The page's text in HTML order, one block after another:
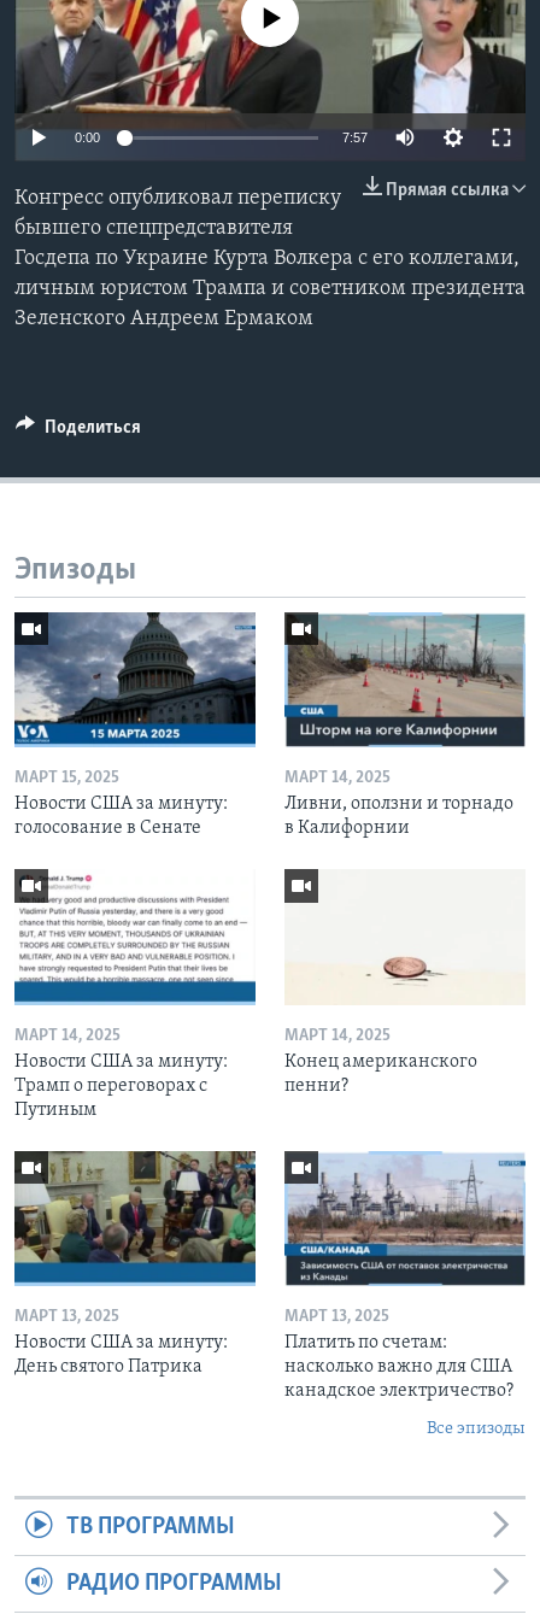
Learning English
СОЦИАЛЬНЫЕ СЕТИ
Языки
No media source currently available
0:00 7:57
Прямая ссылка
Конгресс опубликовал переписку
бывшего спецпредставителя
Госдепа по Украине Курта Волкера с его коллегами,
личным юристом Трампа и советником президента
Зеленского Андреем Ермаком
Поделиться
Эпизоды
МАРТ 15, 2025
Новости США за минуту:
голосование в Сенате
МАРТ 14, 2025
Ливни, оползни и торнадо
в Калифорнии
МАРТ 14, 2025
Новости США за минуту:
Трамп о переговорах с
Путиным
МАРТ 14, 2025
Конец американского
пенни?
МАРТ 13, 2025
Новости США за минуту:
День святого Патрика
МАРТ 13, 2025
Платить по счетам:
насколько важно для США
канадское электричество?
Все эпизоды
ТВ ПРОГРАММЫ
РАДИО ПРОГРАММЫ